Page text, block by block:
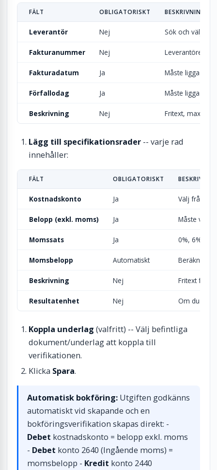
FÄLT OBLIGATORISKT BESKRIVNING
Leverantör Nej Sök och välj
Fakturanummer Nej Leverantörens
Fakturadatum Ja Måste ligga
Förfallodag Ja Måste ligga
Beskrivning Nej Fritext, max 500
Lägg till specifikationsrader -- varje rad
innehåller:
FÄLT OBLIGATORISKT
Kostnadskonto Ja Välj från
Belopp (exkl. moms) Ja Måste vara
Momssats Ja 0%, 6%,
Momsbelopp Automatiskt Beräknas
Beskrivning Nej Fritext för
Resultatenhet Nej Om du har
Koppla underlag (valfritt) -- Välj befintliga
dokument/underlag att koppla till
verifikationen.
Klicka Spara.
Automatisk bokföring:Utgiften godkänns
automatiskt vid skapande och en
bokföringsverifikation skapas direkt: -
Debet kostnadskonto = belopp exkl. moms
- Debet konto 2640 (Ingående moms) =
momsbelopp - Kredit konto 2440